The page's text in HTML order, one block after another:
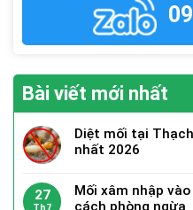
Bài viết mới nhất
Diệt mối tại
nhất 2026
27
Th7
Mối xâm nhập
cách phòng ngừa